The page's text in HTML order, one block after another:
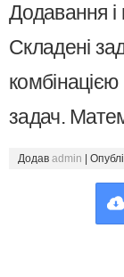
Додавання і
Складені
задач.
Додав admin